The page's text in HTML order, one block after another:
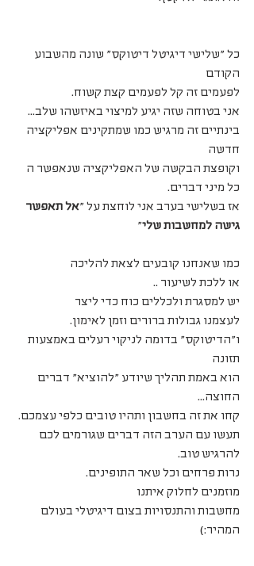
כל "שלישי דיגיטל דיטוקס" שונה מהשבוע
הקודם
לפעמים זה קל לפעמים קצת קשוח.
אני בטוחה שזה יגיע למיצוי באיזשהו שלב...
בינתיים זה מרגיש כמו שמתקינים אפליקציה
חדשה
וקופצת הבקשה של האפליקציה שנאפשר ה
כל מיני דברים.
אז בשלישי בערב אני לוחצת על "אל תאפשר
גישה למחשבות שלי"
כמו שאנחנו קובעים לצאת להליכה
או ללכת לשיעור ..
יש למסגרת ולכללים כוח כדי ליצר
לעצמנו גבולות ברורים וזמן לאימון.
ו"הדיטוקס" בדומה לניקוי רעלים באמצעות
תזונה
הוא באמת תהליך שיודע "להוציא" דברים
החוצה...
קחו את זה בחשבון ותהיו טובים כלפי עצמכם.
תעשו עם הערב הזה דברים שגורמים לכם
להרגיש טוב.
נרות פרחים וכל שאר התופינים.
מוזמנים לחלוק איתנו
מחשבות והתנסויות בצום דיגיטלי בעולם
המהיר:)